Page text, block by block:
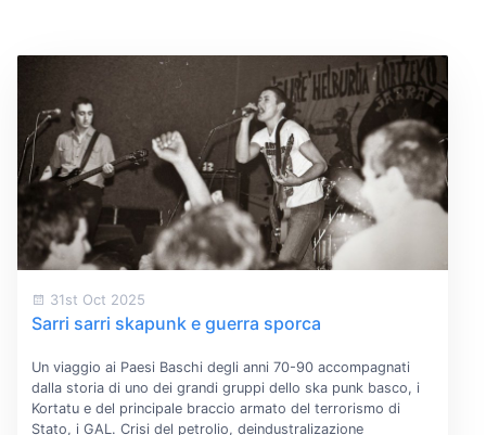
31st Oct 2025
Sarri sarri skapunk e guerra sporca
Un viaggio ai Paesi Baschi degli anni 70-90 accompagnati
dalla storia di uno dei grandi gruppi dello ska punk basco, i
Kortatu e del principale braccio armato del terrorismo di
Stato, i GAL. Crisi del petrolio, deindustralizazione